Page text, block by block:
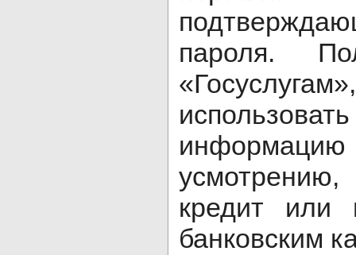
пароля.
кредит или
банковским